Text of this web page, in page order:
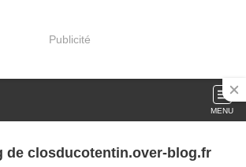
Publicité
MENU
de closducotentin.over-blog.fr